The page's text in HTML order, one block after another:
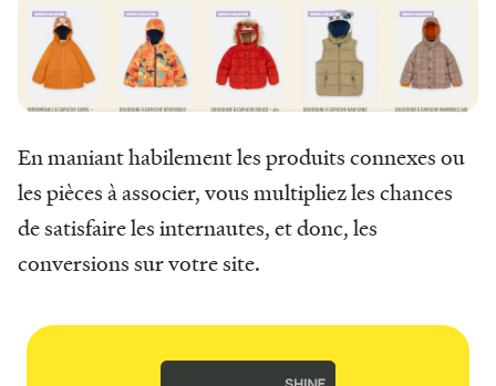
En maniant habilement les produits connexes ou
les pièces à associer, vous multipliez les chances
de satisfaire les internautes, et donc, les
conversions sur votre site.